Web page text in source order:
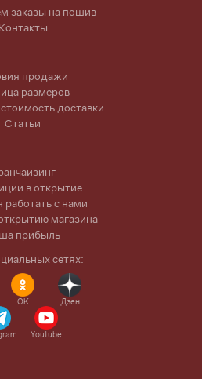
заказы на пошив
Контакты
продажи
размеров
доставки
Статьи
в открытие
работать с нами
магазина
прибыль
сетях:
OK Дзен
Youtube